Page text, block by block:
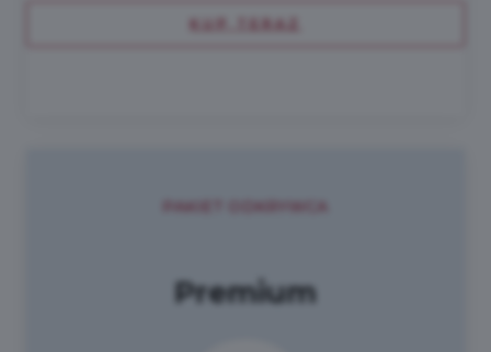
KUP TERAZ
Premium